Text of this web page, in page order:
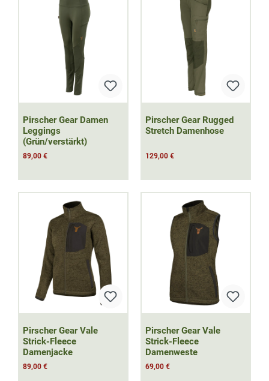
Pirscher Gear Damen
Leggings
(Grün/verstärkt)
89,00 €
Pirscher Gear Rugged
Stretch Damenhose
129,00 €
Pirscher Gear Vale
Strick-Fleece
Damenjacke
89,00 €
Pirscher Gear Vale
Strick-Fleece
Damenweste
69,00 €